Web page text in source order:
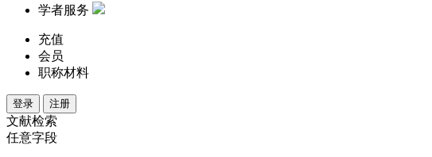
学者服务
充值
会员
职称材料
登录 注册
文献检索
任意字段